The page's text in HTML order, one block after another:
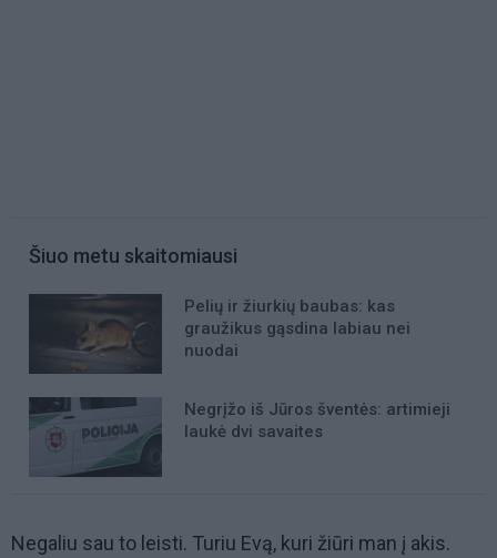
Šiuo metu skaitomiausi
Pelių ir žiurkių baubas: kas
graužikus gąsdina labiau nei
nuodai
Negrįžo iš Jūros šventės: artimieji
laukė dvi savaites
Negaliu sau to leisti. Turiu Evą, kuri žiūri man į akis.